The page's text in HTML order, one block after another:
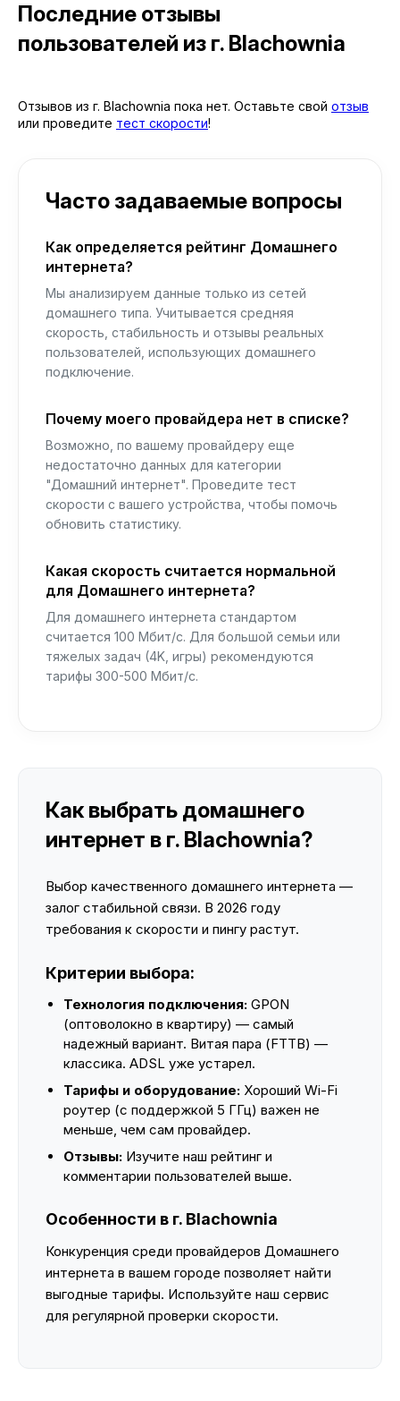
Последние отзывы
пользователей из г. Blachownia
Отзывов из г. Blachownia пока нет. Оставьте свой отзыв
или проведите тест скорости!
Часто задаваемые вопросы
Как определяется рейтинг Домашнего
интернета?
Мы анализируем данные только из сетей
домашнего типа. Учитывается средняя
скорость, стабильность и отзывы реальных
пользователей, использующих домашнего
подключение.
Почему моего провайдера нет в списке?
Возможно, по вашему провайдеру еще
недостаточно данных для категории
"Домашний интернет". Проведите тест
скорости с вашего устройства, чтобы помочь
обновить статистику.
Какая скорость считается нормальной
для Домашнего интернета?
Для домашнего интернета стандартом
считается 100 Мбит/с. Для большой семьи или
тяжелых задач (4K, игры) рекомендуются
тарифы 300-500 Мбит/с.
Как выбрать домашнего
интернет в г. Blachownia?
Выбор качественного домашнего интернета —
залог стабильной связи. В 2026 году
требования к скорости и пингу растут.
Критерии выбора:
Технология подключения: GPON
(оптоволокно в квартиру) — самый
надежный вариант. Витая пара (FTTB) —
классика. ADSL уже устарел.
Тарифы и оборудование: Хороший Wi-Fi
роутер (с поддержкой 5 ГГц) важен не
меньше, чем сам провайдер.
Отзывы: Изучите наш рейтинг и
комментарии пользователей выше.
Особенности в г. Blachownia
Конкуренция среди провайдеров Домашнего
интернета в вашем городе позволяет найти
выгодные тарифы. Используйте наш сервис
для регулярной проверки скорости.